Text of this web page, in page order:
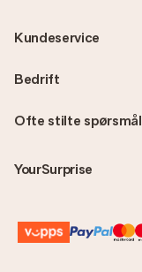
Ofte stilte spørsmål
YourSurprise
Kundeservice
Bedrift